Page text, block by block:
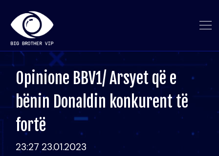
Opinione BBV1/ Arsyet që e
bënin Donaldin konkurent të
fortë
23:27 23.01.2023